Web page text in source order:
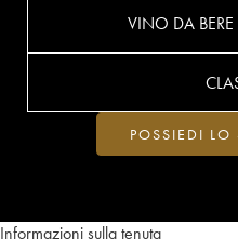
Informazioni sulla tenuta
VINO DA
POSSIEDI LO